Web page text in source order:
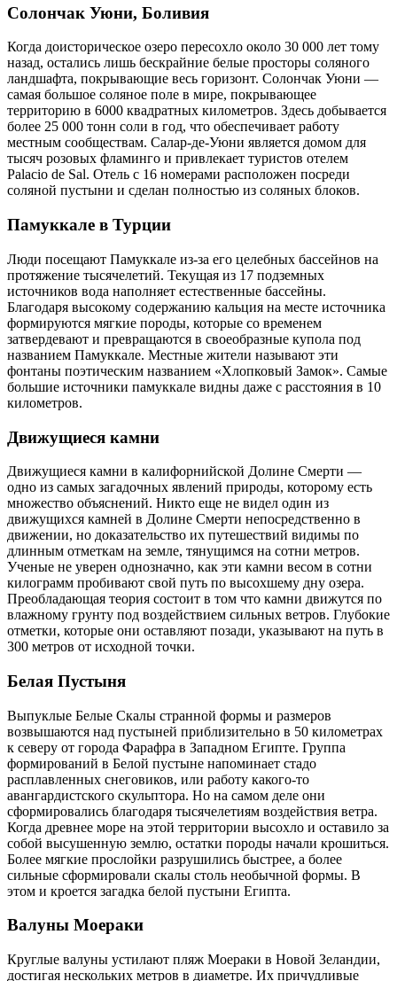
Солончак Уюни, Боливия
Когда доисторическое озеро пересохло около 30 000 лет тому
назад, остались лишь бескрайние белые просторы соляного
ландшафта, покрывающие весь горизонт. Солончак Уюни —
самая большое соляное поле в мире, покрывающее
территорию в 6000 квадратных километров. Здесь добывается
более 25 000 тонн соли в год, что обеспечивает работу
местным сообществам. Салар-де-Уюни является домом для
тысяч розовых фламинго и привлекает туристов отелем
Palacio de Sal. Отель с 16 номерами расположен посреди
соляной пустыни и сделан полностью из соляных блоков.
Памуккале в Турции
Люди посещают Памуккале из-за его целебных бассейнов на
протяжение тысячелетий. Текущая из 17 подземных
источников вода наполняет естественные бассейны.
Благодаря высокому содержанию кальция на месте источника
формируются мягкие породы, которые со временем
затвердевают и превращаются в своеобразные купола под
названием Памуккале. Местные жители называют эти
фонтаны поэтическим названием «Хлопковый Замок». Самые
большие источники памуккале видны даже с расстояния в 10
километров.
Движущиеся камни
Движущиеся камни в калифорнийской Долине Смерти —
одно из самых загадочных явлений природы, которому есть
множество объяснений. Никто еще не видел один из
движущихся камней в Долине Смерти непосредственно в
движении, но доказательство их путешествий видимы по
длинным отметкам на земле, тянущимся на сотни метров.
Ученые не уверен однозначно, как эти камни весом в сотни
килограмм пробивают свой путь по высохшему дну озера.
Преобладающая теория состоит в том что камни движутся по
влажному грунту под воздействием сильных ветров. Глубокие
отметки, которые они оставляют позади, указывают на путь в
300 метров от исходной точки.
Белая Пустыня
Выпуклые Белые Скалы странной формы и размеров
возвышаются над пустыней приблизительно в 50 километрах
к северу от города Фарафра в Западном Египте. Группа
формирований в Белой пустыне напоминает стадо
расплавленных снеговиков, или работу какого-то
авангардистского скульптора. Но на самом деле они
сформировались благодаря тысячелетиям воздействия ветра.
Когда древнее море на этой территории высохло и оставило за
собой высушенную землю, остатки породы начали крошиться.
Более мягкие прослойки разрушились быстрее, а более
сильные сформировали скалы столь необычной формы. В
этом и кроется загадка белой пустыни Египта.
Валуны Моераки
Круглые валуны устилают пляж Моераки в Новой Зеландии,
достигая нескольких метров в диаметре. Их причудливые